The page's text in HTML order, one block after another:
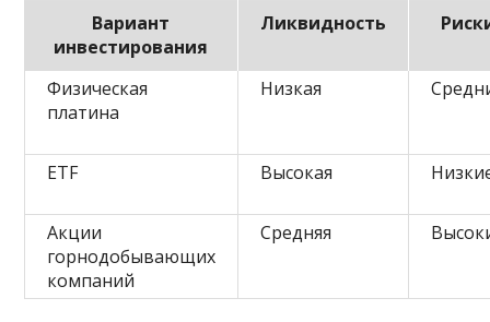
Вариант
инвестирования
Ликвидность
Физическая
платина
Низкая
ETF Высокая
Акции
горнодобывающих
компаний
Средняя